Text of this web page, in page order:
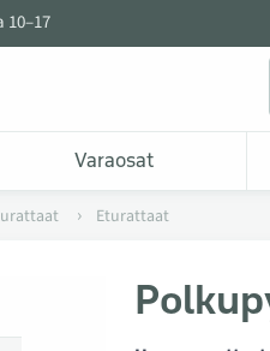
10–17
Varaosat
Eturattaat